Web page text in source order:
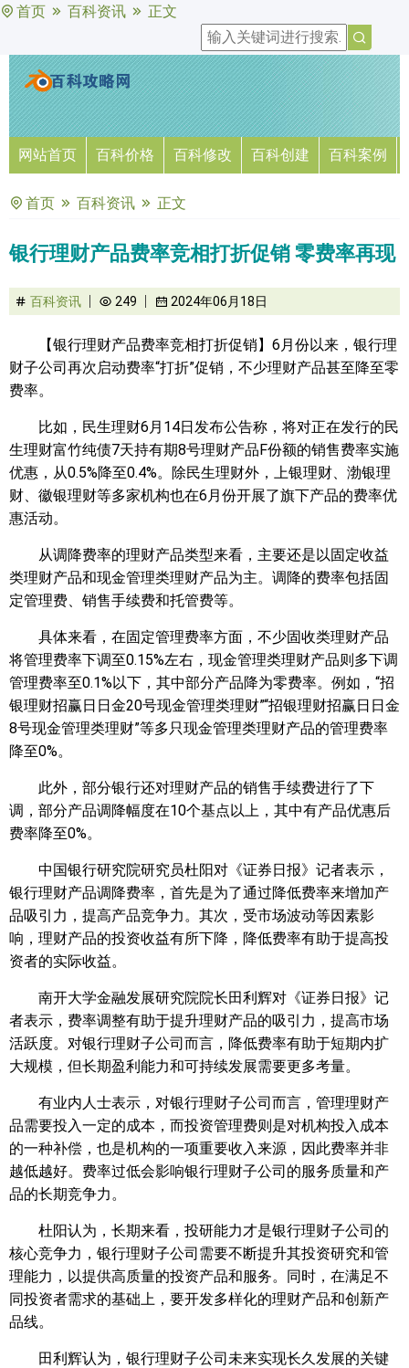
首页 百科资讯 正文
网站首页 百科价格 百科修改 百科创建 百科案例
首页 百科资讯 正文
银行理财产品费率竞相打折促销 零费率再现
百科资讯 249 2024年06月18日
【银行理财产品费率竞相打折促销】6月份以来，银行理
财子公司再次启动费率“打折”促销，不少理财产品甚至降至零
费率。
比如，民生理财6月14日发布公告称，将对正在发行的民
生理财富竹纯债7天持有期8号理财产品F份额的销售费率实施
优惠，从0.5%降至0.4%。除民生理财外，上银理财、渤银理
财、徽银理财等多家机构也在6月份开展了旗下产品的费率优
惠活动。
从调降费率的理财产品类型来看，主要还是以固定收益
类理财产品和现金管理类理财产品为主。调降的费率包括固
定管理费、销售手续费和托管费等。
具体来看，在固定管理费率方面，不少固收类理财产品
将管理费率下调至0.15%左右，现金管理类理财产品则多下调
管理费率至0.1%以下，其中部分产品降为零费率。例如，“招
银理财招赢日日金20号现金管理类理财”“招银理财招赢日日金
8号现金管理类理财”等多只现金管理类理财产品的管理费率
降至0%。
此外，部分银行还对理财产品的销售手续费进行了下
调，部分产品调降幅度在10个基点以上，其中有产品优惠后
费率降至0%。
中国银行研究院研究员杜阳对《证券日报》记者表示，
银行理财产品调降费率，首先是为了通过降低费率来增加产
品吸引力，提高产品竞争力。其次，受市场波动等因素影
响，理财产品的投资收益有所下降，降低费率有助于提高投
资者的实际收益。
南开大学金融发展研究院院长田利辉对《证券日报》记
者表示，费率调整有助于提升理财产品的吸引力，提高市场
活跃度。对银行理财子公司而言，降低费率有助于短期内扩
大规模，但长期盈利能力和可持续发展需要更多考量。
有业内人士表示，对银行理财子公司而言，管理理财产
品需要投入一定的成本，而投资管理费则是对机构投入成本
的一种补偿，也是机构的一项重要收入来源，因此费率并非
越低越好。费率过低会影响银行理财子公司的服务质量和产
品的长期竞争力。
杜阳认为，长期来看，投研能力才是银行理财子公司的
核心竞争力，银行理财子公司需要不断提升其投资研究和管
理能力，以提供高质量的投资产品和服务。同时，在满足不
同投资者需求的基础上，要开发多样化的理财产品和创新产
品线。
田利辉认为，银行理财子公司未来实现长久发展的关键